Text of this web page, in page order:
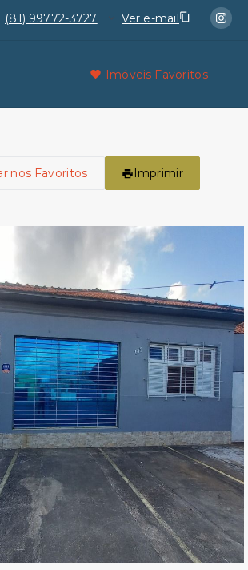
(81) 99772-3727 Ver e-mail
Imóveis Favoritos
nos Favoritos Imprimir